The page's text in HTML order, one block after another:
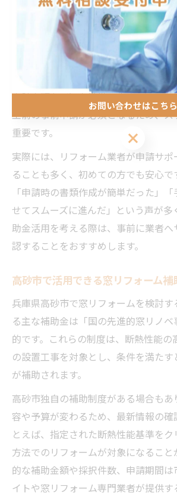
減のカギとなります。
まず、リフォームを検討した段階で
の有無や条件を調べます。その後、
選定を進め、補助金申請に必要な書類
申請書類など）を準備します。ほとん
工前の事前申請が必須となるため、
重要です。
実際には、リフォーム業者が申請サポ
ることも多く、初めての方でも安心で
「申請時の書類作成が簡単だった」
せてスムーズに進んだ」という声が多
助金活用を考える際は、事前に業者
認することをおすすめします。
高砂市で活用できる窓リフォーム補
兵庫県高砂市で窓リフォームを検討す
る主な補助金は「国の先進的窓リノ
的です。これらの制度は、断熱性能の
の設置工事を対象とし、条件を満た
が補助されます。
高砂市独自の補助制度がある場合もあ
容や予算が変わるため、最新情報の確
とえば、指定された断熱性能基準を
方法でのリフォームが対象になること
的な補助金額や採択件数、申請期間
イトや窓リフォーム専門業者が提供す
お問い合わせはこちら